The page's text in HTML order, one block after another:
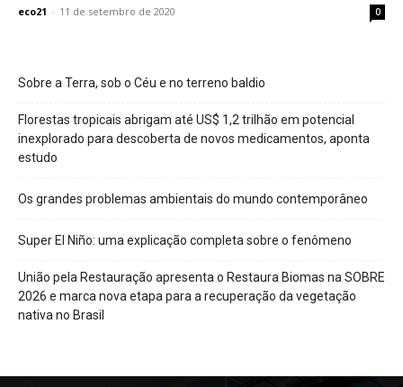
eco21 - 11 de setembro de 2020 0
Sobre a Terra, sob o Céu e no terreno baldio
Florestas tropicais abrigam até US$ 1,2 trilhão em potencial
inexplorado para descoberta de novos medicamentos, aponta
estudo
Os grandes problemas ambientais do mundo contemporâneo
Super El Niño: uma explicação completa sobre o fenômeno
União pela Restauração apresenta o Restaura Biomas na SOBRE
2026 e marca nova etapa para a recuperação da vegetação
nativa no Brasil